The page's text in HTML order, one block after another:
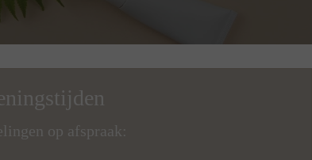
op afspraak: